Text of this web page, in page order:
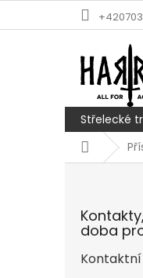
Střelecké
Domů
doba